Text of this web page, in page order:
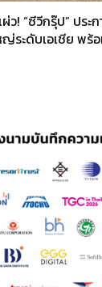
ว! “ซีวีกรุ๊ป” ประ
ญ่ระดับเอเชีย พร้